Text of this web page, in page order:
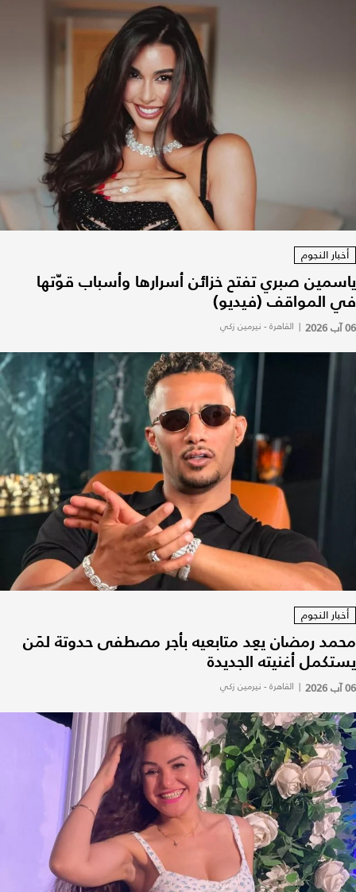
أخبار النجوم
ياسمين صبري تفتح خزائن أسرارها وأسباب قوّتها
في المواقف (فيديو)
06 آب 2026 | القاهرة - نيرمين زكي
أخبار النجوم
محمد رمضان يعِد متابعيه بأجر مصطفى حدوتة لمَن
يستكمل أغنيته الجديدة
06 آب 2026 | القاهرة - نيرمين زكي